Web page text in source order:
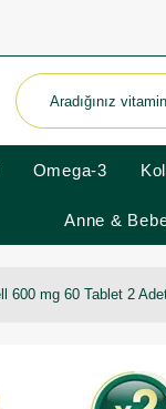
Omega-3
Anne &
600 mg 60 Tablet 2